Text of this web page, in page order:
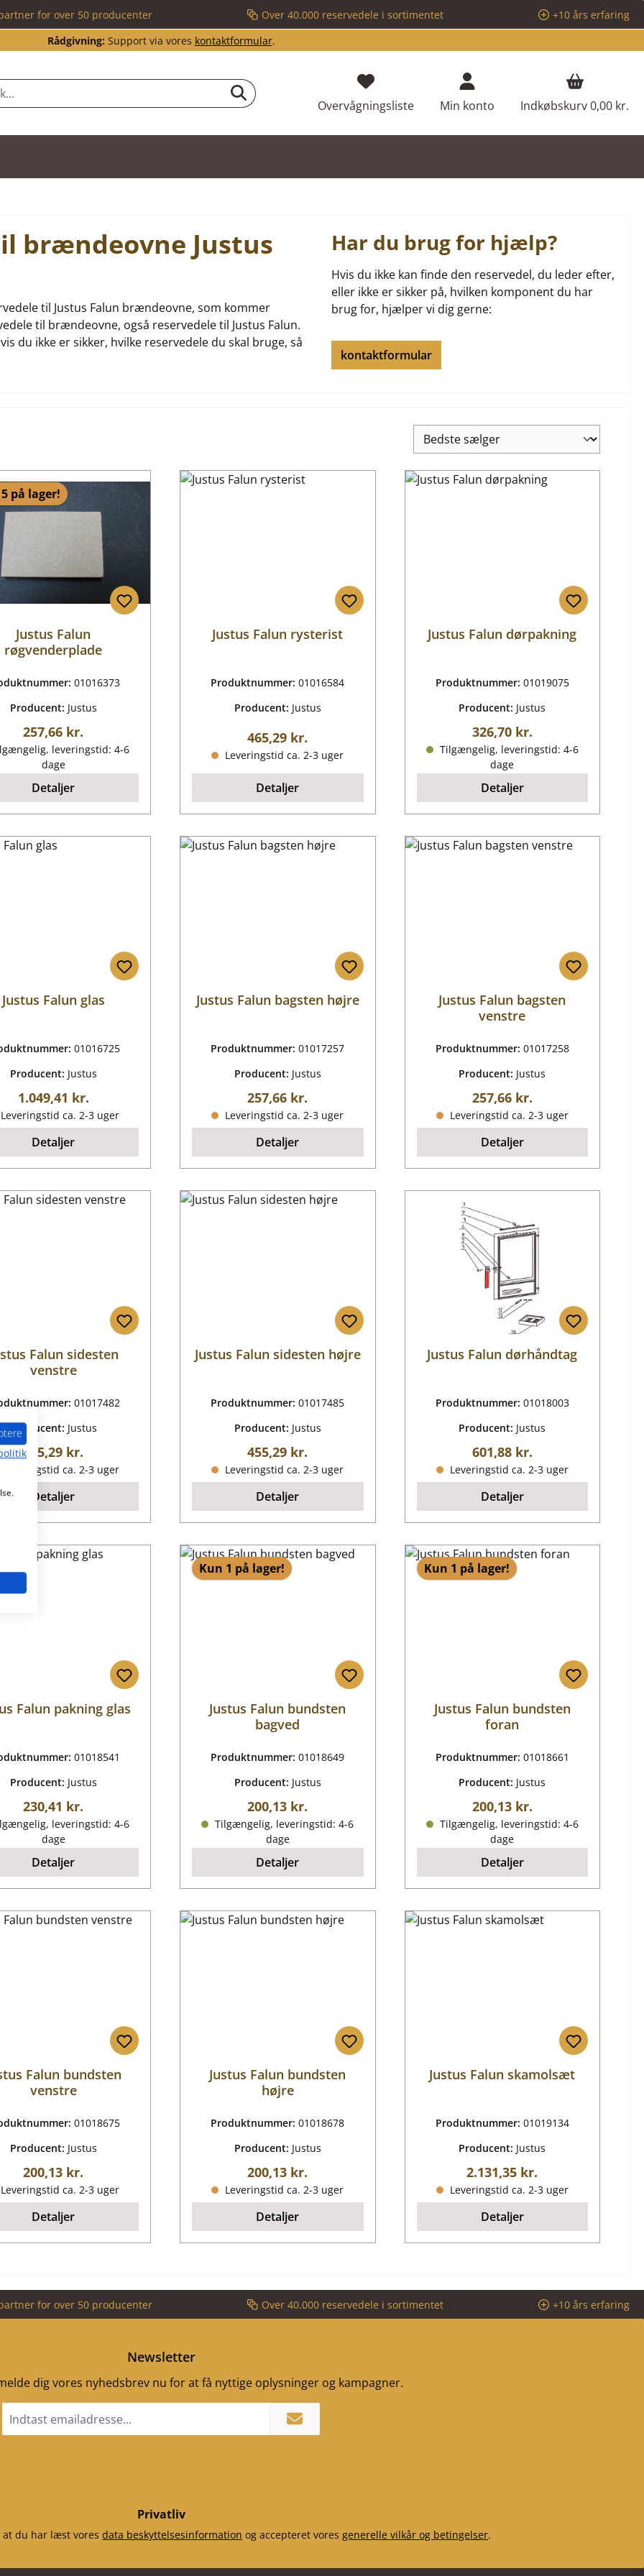
for over 50 producenter Over 40.000 reservedele i sortimentet
+10 års erfaring
Rådgivning: Support via vores kontaktformular.
OvervågningslisteDu har 0 ønskeliste varer
Min konto Indkøbskurv0,00 kr.
brændeovne Justus
til Justus Falun brændeovne, som kommer
til brændeovne, også reservedele til Justus Falun.
du ikke er sikker, hvilke reservedele du skal bruge, så
Har du brug for hjælp?
Hvis du ikke kan finde den reservedel, du leder efter,
eller ikke er sikker på, hvilken komponent du har
brug for, hjælper vi dig gerne:
kontaktformular
på lager!
Justus Falun
røgvenderplade
01016373
Producent: Justus
Almindelig pris:
257,66 kr.
leveringstid: 4-6
dage
Detaljer
Justus Falun rysterist
Produktnummer:01016584
Producent: Justus
Almindelig pris:
465,29 kr.
Leveringstid ca. 2-3 uger
Detaljer
Justus Falun dørpakning
Produktnummer: 01019075
Producent: Justus
Almindelig pris:
326,70 kr.
Tilgængelig, leveringstid: 4-6
dage
Detaljer
Justus Falun glas
01016725
Producent: Justus
Almindelig pris:
1.049,41 kr.
ca. 2-3 uger
Detaljer
Justus Falun bagsten højre
Produktnummer:01017257
Producent: Justus
Almindelig pris:
257,66 kr.
Leveringstid ca. 2-3 uger
Detaljer
Justus Falun bagsten
venstre
Produktnummer: 01017258
Producent: Justus
Almindelig pris:
257,66 kr.
Leveringstid ca. 2-3 uger
Detaljer
Falun sidesten
venstre
01017482
Producent: Justus
Almindelig pris:
455,29 kr.
ca. 2-3 uger
Detaljer
Justus Falun sidesten højre
Produktnummer:01017485
Producent: Justus
Almindelig pris:
455,29 kr.
Leveringstid ca. 2-3 uger
Detaljer
Justus Falun dørhåndtag
Produktnummer: 01018003
Producent: Justus
Almindelig pris:
601,88 kr.
Leveringstid ca. 2-3 uger
Detaljer
Falun pakning glas
01018541
Producent: Justus
Almindelig pris:
230,41 kr.
leveringstid: 4-6
dage
Detaljer
Kun 1 på lager!
Justus Falun bundsten
bagved
Produktnummer:01018649
Producent: Justus
Almindelig pris:
200,13 kr.
Tilgængelig, leveringstid: 4-6
dage
Detaljer
Kun 1 på lager!
Justus Falun bundsten
foran
Produktnummer: 01018661
Producent: Justus
Almindelig pris:
200,13 kr.
Tilgængelig, leveringstid: 4-6
dage
Detaljer
Falun bundsten
venstre
01018675
Producent: Justus
Almindelig pris:
200,13 kr.
ca. 2-3 uger
Detaljer
Justus Falun bundsten
højre
Produktnummer:01018678
Producent: Justus
Almindelig pris:
200,13 kr.
Leveringstid ca. 2-3 uger
Detaljer
Justus Falun skamolsæt
Produktnummer: 01019134
Producent: Justus
Almindelig pris:
2.131,35 kr.
Leveringstid ca. 2-3 uger
Detaljer
for over 50 producenter Over 40.000 reservedele i sortimentet +10 års erfaring
Newsletter
dig vores nyhedsbrev nu for at få nyttige oplysninger og kampagner.
adresse
Privatliv
du har læst vores data beskyttelsesinformation og accepteret vores generelle vilkår og betingelser.